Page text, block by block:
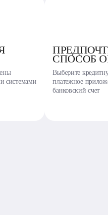
системами
СПОСОБ
Выберите
платежное
банковский счет